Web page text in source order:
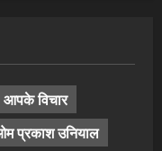
आपके विचार
प्रकाश उनियाल